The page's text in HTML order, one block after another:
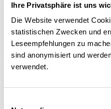
Ihre Privatsphäre ist uns
Die Website verwendet
statistischen Zwecken und
Leseempfehlungen zu
sind anonymisiert und
verwendet.
direct des projets
La Suisse tente,